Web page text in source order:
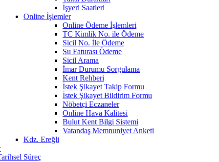
İşyeri Saatleri
Online İşlemler
Online Ödeme İşlemleri
TC Kimlik No. ile Ödeme
Sicil No. İle Ödeme
Su Faturası Ödeme
Sicil Arama
İmar Durumu Sorgulama
Kent Rehberi
İstek Şikayet Takip Formu
İstek Şikayet Bildirim Formu
Nöbetçi Eczaneler
Online Hava Kalitesi
Bulut Kent Bilgi Sistemi
Vatandaş Memnuniyet Anketi
Kdz. Ereğli
Süreç